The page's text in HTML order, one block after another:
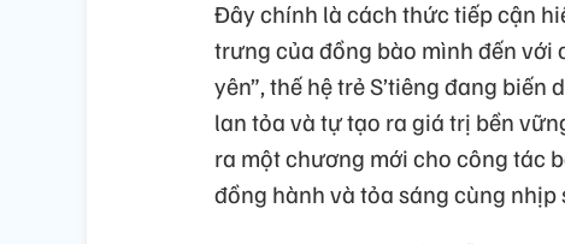
Đây chính là cách thức tiếp cận
trưng của đồng bào mình đến với
yên”, thế hệ trẻ S’tiêng đang
lan tỏa và tự tạo ra giá trị bền
ra một chương mới cho công tác
đồng hành và tỏa sáng cùng nhịp